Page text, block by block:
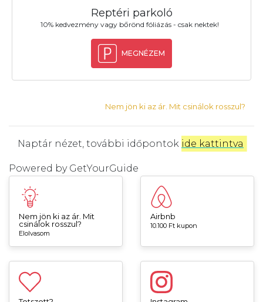
Reptéri parkoló
10% kedvezmény vagy bőrönd fóliázás - csak nektek!
MEGNÉZEM
Nem jön ki az ár. Mit csinálok rosszul?
Naptár nézet, további időpontok ide kattintva
Powered by GetYourGuide
Nem jön ki az ár. Mit
csinálok rosszul?
Elolvasom
Airbnb
10.100 Ft kupon